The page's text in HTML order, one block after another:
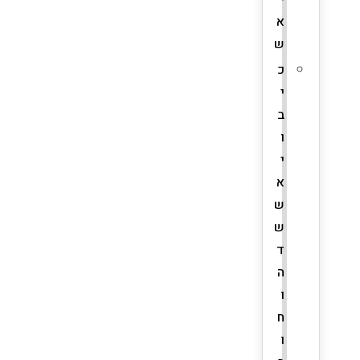
א
ש
כ
י
ב
ו
י
א
ש
ש
ד
ה
ו
ח
ו